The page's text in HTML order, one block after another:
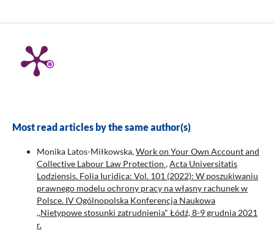
Most read articles by the same author(s)
Monika Latos-Miłkowska,Work on Your Own Account and
Collective Labour Law Protection ,Acta Universitatis
Lodziensis. Folia Iuridica: Vol. 101 (2022): W poszukiwaniu
prawnego modelu ochrony pracy na własny rachunek w
Polsce. IV Ogólnopolska Konferencja Naukowa
,,Nietypowe stosunki zatrudnienia" Łódź, 8-9 grudnia 2021
r.